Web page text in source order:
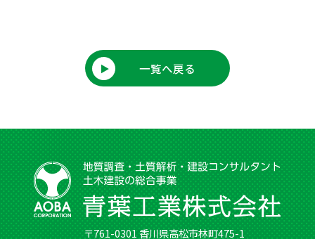
一覧へ戻る
〒761-0301 香川県高松市林町475-1